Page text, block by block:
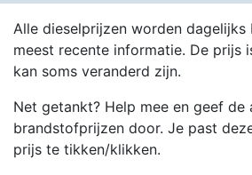
Alle dieselprijzen worden
meest recente informatie. De prijs
kan soms veranderd zijn.
Net getankt? Help mee en geef de
brandstofprijzen door. Je past
prijs te tikken/klikken.